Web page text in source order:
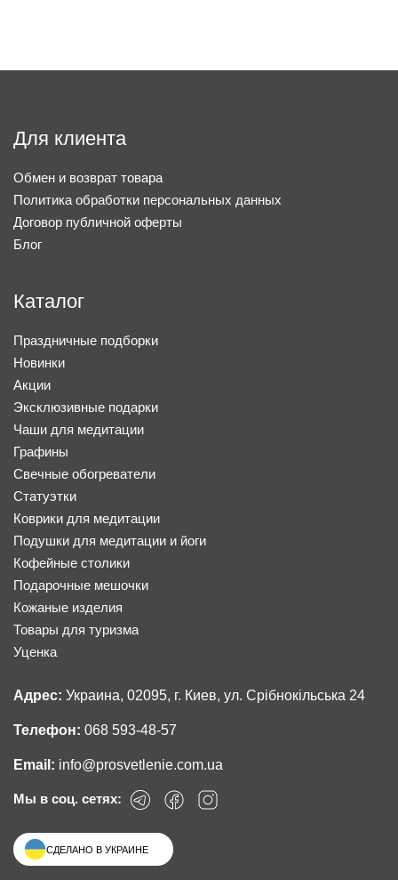
Для клиента
Обмен и возврат товара
Политика обработки персональных данных
Договор публичной оферты
Блог
Каталог
Праздничные подборки
Новинки
Акции
Эксклюзивные подарки
Чаши для медитации
Графины
Свечные обогреватели
Статуэтки
Коврики для медитации
Подушки для медитации и йоги
Кофейные столики
Подарочные мешочки
Кожаные изделия
Товары для туризма
Уценка
Адрес: Украина, 02095, г. Киев, ул. Срібнокільська 24
Телефон: 068 593-48-57
Email: info@prosvetlenie.com.ua
Мы в соц. сетях:
СДЕЛАНО В УКРАИНЕ